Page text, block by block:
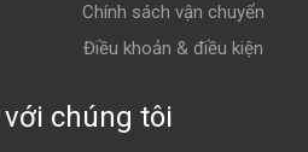
Chính sách vận chuyển
Điều khoản & điều kiện
chúng tôi